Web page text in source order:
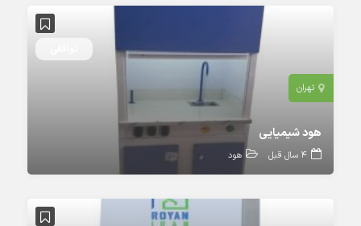
تهران
هود شیمیایی
4 سال قبل هود